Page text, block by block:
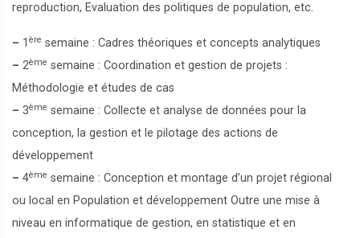
reproduction, Evaluation des politiques de population, etc.
– 1 ère semaine : Cadres théoriques et concepts analytiques
– 2ème semaine : Coordination et gestion de projets :
Méthodologie et études de cas
– 3ème semaine : Collecte et analyse de données pour la
conception, la gestion et le pilotage des actions de
développement
– 4ème semaine : Conception et montage d’un projet régional
ou local en Population et développement Outre une mise à
niveau en informatique de gestion, en statistique et en